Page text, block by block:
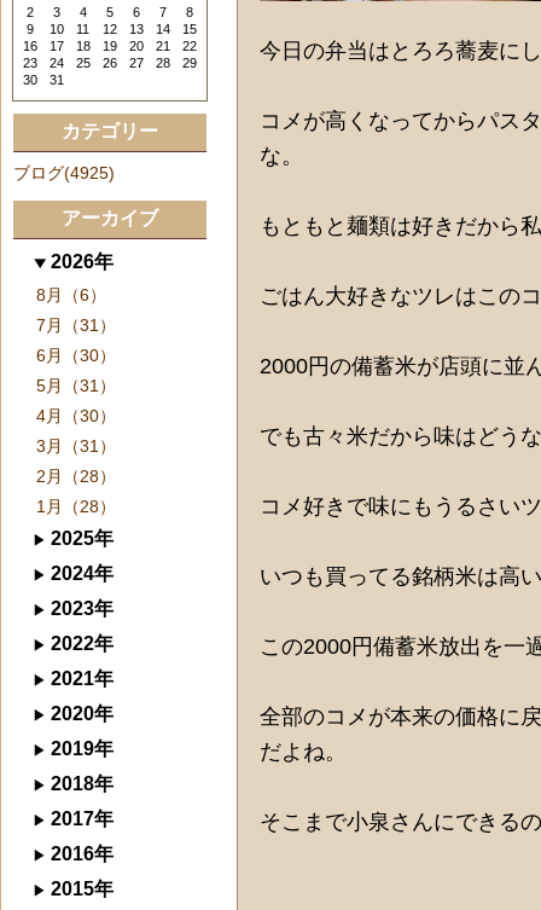
今日の弁当はとろろ蕎麦に
コメが高くなってからパス
な。
もともと麺類は好きだから
ごはん大好きなツレはこの
2000円の備蓄米が店頭に並
でも古々米だから味はどう
コメ好きで味にもうるさい
いつも買ってる銘柄米は高
この2000円備蓄米放出を一
全部のコメが本来の価格に
だよね。
そこまで小泉さんにできる
2
3 4 5 6 7
8
9
10 11 12 13 14
15
16
17 18 19 20 21
22
23
24 25 26 27 28
29
30
31
カテゴリー
ブログ(4925)
アーカイブ
2026年
8月（6）
7月（31）
6月（30）
5月（31）
4月（30）
3月（31）
2月（28）
1月（28）
2025年
2024年
2023年
2022年
2021年
2020年
2019年
2018年
2017年
2016年
2015年